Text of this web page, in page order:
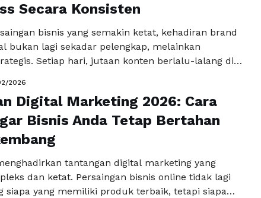
Secara Konsisten
bisnis yang semakin ketat, kehadiran brand
bukan lagi sekadar pelengkap, melainkan
Setiap hari, jutaan konten berlalu-lalang di
Jika brand Anda tidak memiliki pendekatan yang
yang ingin disampaikan akan tenggelam tanpa
itu, menerapkan strategi yang terarah menjadi kunci
…Baca Selengkapnya
2026
Digital Marketing 2026: Cara
Bisnis Anda Tetap Bertahan
tantangan digital marketing yang
dan ketat. Persaingan bisnis online tidak lagi
siapa yang memiliki produk terbaik, tetapi siapa